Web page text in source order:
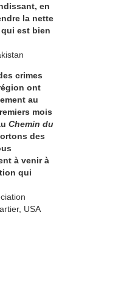
en
la nette
est bien
crimes
ont
au
mois
Chemin du
des
à venir à
qui
USA